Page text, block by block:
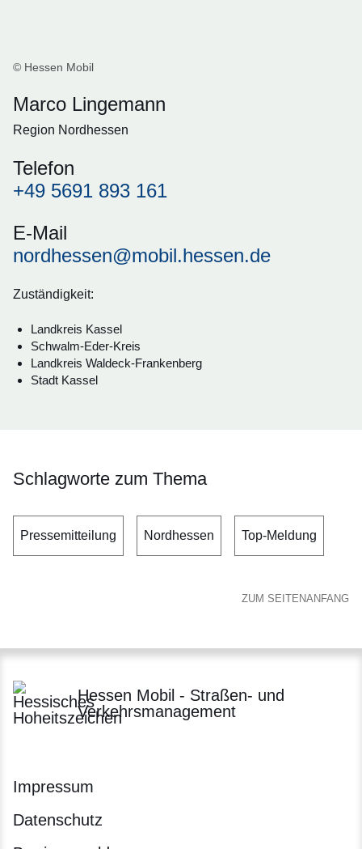
© Hessen Mobil
Marco Lingemann
Region Nordhessen
Telefon
+49 5691 893 161
E-Mail
nordhessen@mobil.hessen.de
Zuständigkeit:
Landkreis Kassel
Schwalm-Eder-Kreis
Landkreis Waldeck-Frankenberg
Stadt Kassel
Schlagworte zum Thema
Pressemitteilung Nordhessen Top-Meldung
ZUM SEITENANFANG
Hessen Mobil - Straßen- und
Verkehrsmanagement
Impressum
Datenschutz